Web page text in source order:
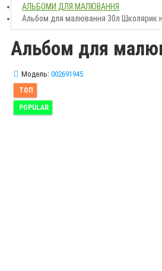
АЛЬБОМИ ДЛЯ МАЛЮВАННЯ
Альбом для малювання 30л Школярик
Альбом для
Модель: 002691945
ТОП
POPULAR